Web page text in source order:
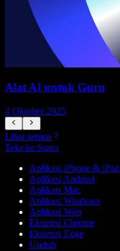
Alat AI untuk Guru
4 Oktober 2025
Lihat semua
Teks ke Suara
Aplikasi iPhone & iPad
Aplikasi Android
Aplikasi Mac
Aplikasi Windows
Aplikasi Web
Ekstensi Chrome
Ekstensi Edge
Unduh